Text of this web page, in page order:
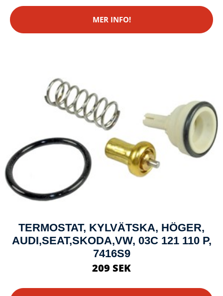
MER INFO!
TERMOSTAT, KYLVÄTSKA, HÖGER,
AUDI,SEAT,SKODA,VW, 03C 121 110 P,
7416S9
209 SEK